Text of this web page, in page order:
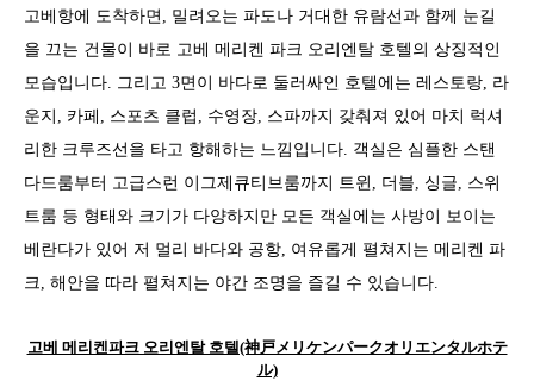
고베항에 도착하면, 밀려오는 파도나 거대한 유람선과 함께 눈길
을 끄는 건물이 바로 고베 메리켄 파크 오리엔탈 호텔의 상징적인
모습입니다. 그리고 3면이 바다로 둘러싸인 호텔에는 레스토랑, 라
운지, 카페, 스포츠 클럽, 수영장, 스파까지 갖춰져 있어 마치 럭셔
리한 크루즈선을 타고 항해하는 느낌입니다. 객실은 심플한 스탠
다드룸부터 고급스런 이그제큐티브룸까지 트윈, 더블, 싱글, 스위
트룸 등 형태와 크기가 다양하지만 모든 객실에는 사방이 보이는
베란다가 있어 저 멀리 바다와 공항, 여유롭게 펼쳐지는 메리켄 파
크, 해안을 따라 펼쳐지는 야간 조명을 즐길 수 있습니다.
고베 메리켄파크 오리엔탈 호텔(神戸メリケンパークオリエンタルホテ
ル)